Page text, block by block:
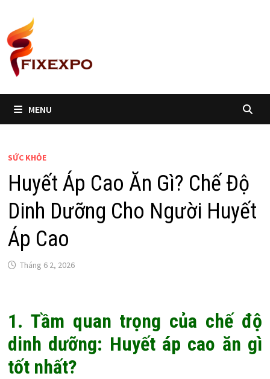
content
MENU
SỨC KHỎE
Huyết Áp Cao Ăn Gì? Chế Độ
Dinh Dưỡng Cho Người Huyết
Áp Cao
Tháng 6 2, 2026
1. Tầm quan trọng của chế độ
dinh dưỡng: Huyết áp cao ăn gì
tốt nhất?